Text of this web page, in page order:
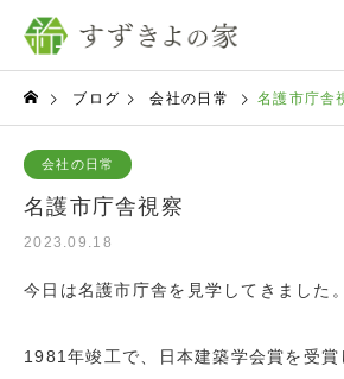
ブログ 会社の日常 名護市庁舎
会社の日常
名護市庁舎視察
2023.09.18
今日は名護市庁舎を見学してきました。
1981年竣工で、日本建築学会賞を受